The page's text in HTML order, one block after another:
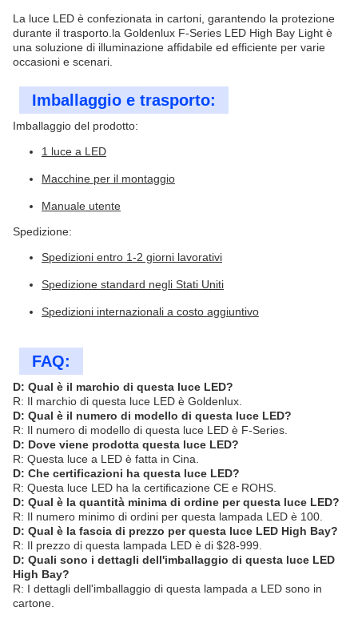
La luce LED è confezionata in cartoni, garantendo la protezione
durante il trasporto.la Goldenlux F-Series LED High Bay Light è
una soluzione di illuminazione affidabile ed efficiente per varie
occasioni e scenari.
Imballaggio e trasporto:
Imballaggio del prodotto:
1 luce a LED
Macchine per il montaggio
Manuale utente
Spedizione:
Spedizioni entro 1-2 giorni lavorativi
Spedizione standard negli Stati Uniti
Spedizioni internazionali a costo aggiuntivo
FAQ:
D: Qual è il marchio di questa luce LED?
R: Il marchio di questa luce LED è Goldenlux.
D: Qual è il numero di modello di questa luce LED?
R: Il numero di modello di questa luce LED è F-Series.
D: Dove viene prodotta questa luce LED?
R: Questa luce a LED è fatta in Cina.
D: Che certificazioni ha questa luce LED?
R: Questa luce LED ha la certificazione CE e ROHS.
D: Qual è la quantità minima di ordine per questa luce LED?
R: Il numero minimo di ordini per questa lampada LED è 100.
D: Qual è la fascia di prezzo per questa luce LED High Bay?
R: Il prezzo di questa lampada LED è di $28-999.
D: Quali sono i dettagli dell'imballaggio di questa luce LED
High Bay?
R: I dettagli dell'imballaggio di questa lampada a LED sono in
cartone.